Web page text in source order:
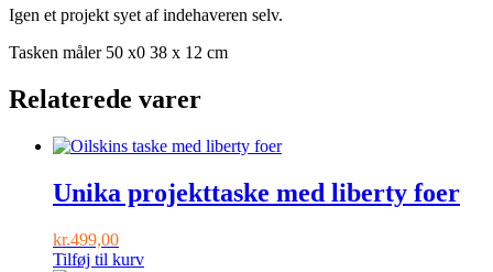
Igen et projekt syet af indehaveren selv.
Tasken måler 50 x0 38 x 12 cm
Relaterede varer
Unika projekttaske med liberty foer
kr.499,00
Tilføj til kurv